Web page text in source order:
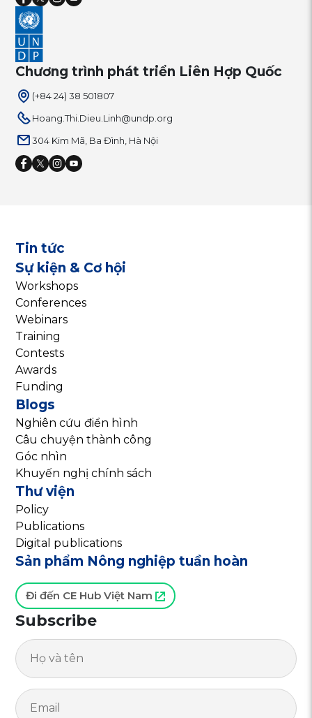
Chương trình phát triển Liên Hợp Quốc
(+84 24) 38 501807
Hoang.Thi.Dieu.Linh@undp.org
304 Kim Mã, Ba Đình, Hà Nội
Tin tức
Sự kiện & Cơ hội
Workshops
Conferences
Webinars
Training
Contests
Awards
Funding
Blogs
Nghiên cứu điển hình
Câu chuyện thành công
Góc nhìn
Khuyến nghị chính sách
Thư viện
Policy
Publications
Digital publications
Sản phẩm Nông nghiệp tuần hoàn
Đi đến CE Hub Việt Nam
Subscribe